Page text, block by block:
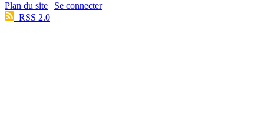
Plan du site | Se connecter|
RSS 2.0